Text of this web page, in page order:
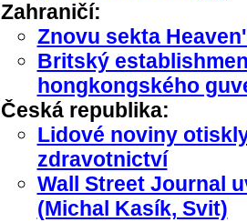
Zahraničí:
Znovu sekta
Britský
hongkongského
Česká republika:
Lidové noviny
zdravotnictví
Wall Street Journal
(Michal Kasík, Svit)